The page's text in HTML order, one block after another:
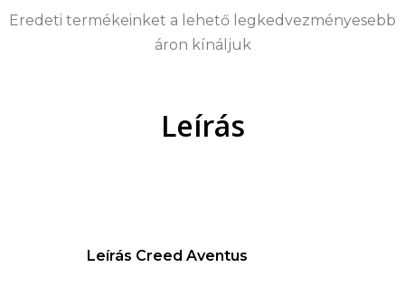
Eredeti termékeinket a lehető legkedvezményesebb
áron kínáljuk
Leírás
Leírás Creed Aventus